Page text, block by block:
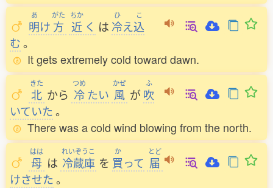
あ
明け
がた
方
ちか
近 く は
ひ
冷え
こ
込
む。
It gets extremely cold toward dawn.
きた
北 から
つめ
冷たい
かぜ
風 が
ふ
吹
いていた。
There was a cold wind blowing from the north.
はは
母 は
れいぞうこ
冷蔵庫 を
か
買って
とど
届
けさせた。